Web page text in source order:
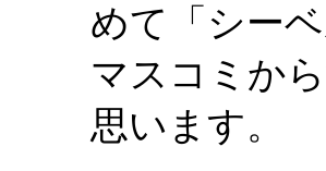
めて「シー
マスコミか
思います。